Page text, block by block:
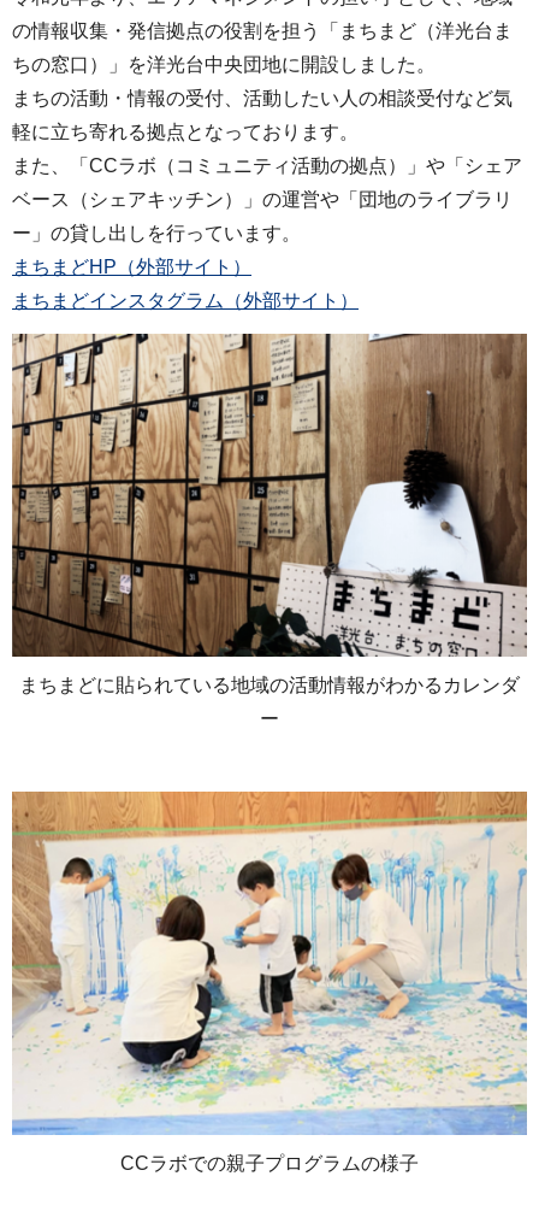
の情報収集・発信拠点の役割を担う「まちまど（洋光台ま
ちの窓口）」を洋光台中央団地に開設しました。
まちの活動・情報の受付、活動したい人の相談受付など気
軽に立ち寄れる拠点となっております。
また、「CCラボ（コミュニティ活動の拠点）」や「シェア
ベース（シェアキッチン）」の運営や「団地のライブラリ
ー」の貸し出しを行っています。
まちまどHP（外部サイト）
まちまどインスタグラム（外部サイト）
まちまどに貼られている地域の活動情報がわかるカレンダ
ー
CCラボでの親子プログラムの様子